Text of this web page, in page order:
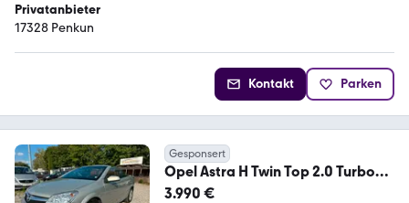
Privatanbieter
17328 Penkun
Kontakt Parken
Gesponsert
Opel Astra H Twin Top 2.0 Turbo
Cosmo
3.990 €